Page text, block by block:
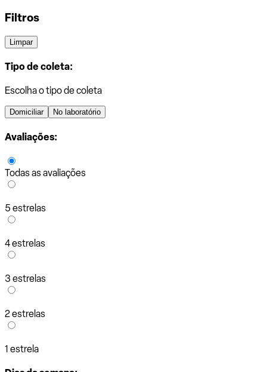
Filtros
Limpar
Tipo de coleta:
Escolha o tipo de coleta
Domiciliar No laboratório
Avaliações:
Todas as avaliações
5 estrelas
4 estrelas
3 estrelas
2 estrelas
1 estrela